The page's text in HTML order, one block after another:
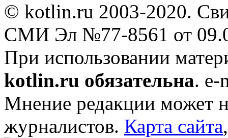
© kotlin.ru 2003-2020.
СМИ Эл №77-8561 от
При использовании
kotlin.ru обязательна. e-
Мнение редакции может
журналистов. Карта сайта